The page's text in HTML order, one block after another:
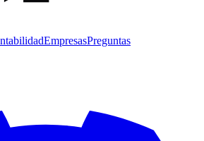
EmpresasPreguntas